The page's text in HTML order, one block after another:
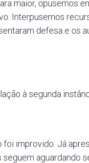
maior, opusemos
Interpusemos
defesa e os
à segunda
improvido. Já
aguardando